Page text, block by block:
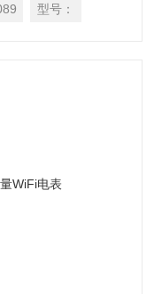
器的电流采样模
型号：